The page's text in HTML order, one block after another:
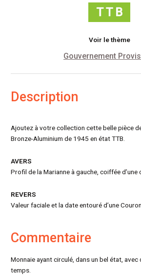
Voir le thème
Gouvernement
Description
Ajoutez à votre collection cette belle pièce
Bronze-Aluminium de 1945 en état TTB.
AVERS
Profil de la Marianne à gauche, coiffée d’une
REVERS
Valeur faciale et la date entouré d’une
Commentaire
Monnaie ayant circulé, dans un bel état,
temps.